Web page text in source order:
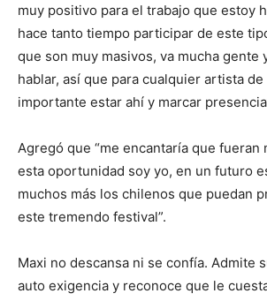
muy positivo para el trabajo que estoy
hace tanto tiempo participar de este
que son muy masivos, va mucha gente
hablar, así que para cualquier artista
importante estar ahí y marcar
Agregó que “me encantaría que fueran
esta oportunidad soy yo, en un futuro
muchos más los chilenos que puedan
este tremendo festival”.
Maxi no descansa ni se confía. Admite
auto exigencia y reconoce que le